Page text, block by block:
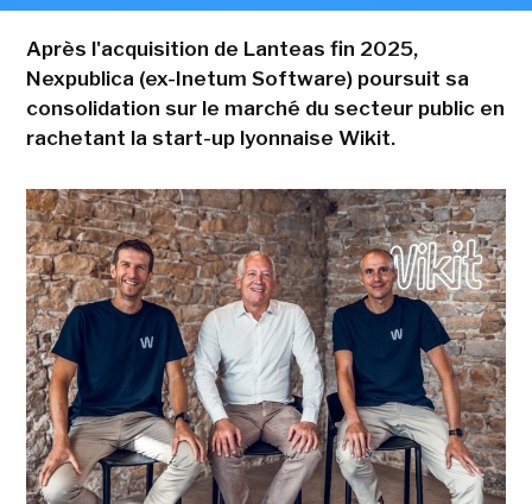
Après l'acquisition de Lanteas fin 2025,
Nexpublica (ex-Inetum Software) poursuit sa
consolidation sur le marché du secteur public en
rachetant la start-up lyonnaise Wikit.